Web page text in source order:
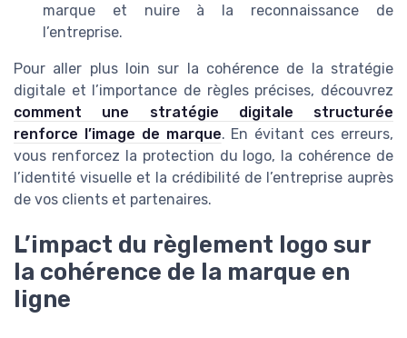
marque et nuire à la reconnaissance de
l’entreprise.
Pour aller plus loin sur la cohérence de la stratégie
digitale et l’importance de règles précises, découvrez
comment une stratégie digitale structurée
renforce l’image de marque. En évitant ces erreurs,
vous renforcez la protection du logo, la cohérence de
l’identité visuelle et la crédibilité de l’entreprise auprès
de vos clients et partenaires.
L’impact du règlement logo sur
la cohérence de la marque en
ligne